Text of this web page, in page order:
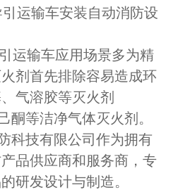
运输车安装自动消防设
运输车应用场景多为精
剂首先排除容易造成环
气溶胶等灭火剂
酮等洁净气体灭火剂。
科技有限公司作为拥有
品供应商和服务商，专
研发设计与制造。